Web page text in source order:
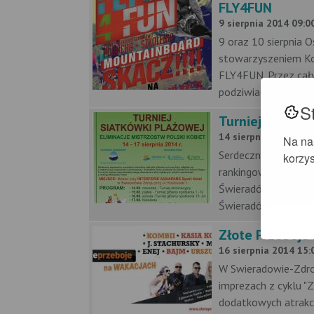
Na
FLY4FUN
9 sierpnia 2014
9 oraz 10 sierpnia
stowarzyszeniem
FLY4FUN. Przez
podziwiać jak
Turniej
14 sierpnia 2014
Serdecznie
rankingowy
Świeradów Zdrój”
Świeradów Zdój....
Złote
16 sierpnia 2014
W Swieradowie-
imprezach z cyklu
dodatkowych